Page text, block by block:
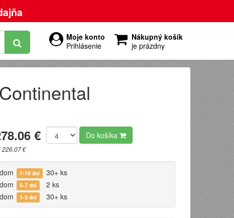
Moje konto
Prihlásenie
Nákupný košík
je prázdny
€
226.07 €
Do košíka
7-10 dní
30+ ks
5-7 dní
2 ks
1-3 dni 30+ ks